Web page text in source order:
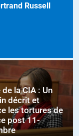
Russell
la CIA : Un
décrit et
les tortures de
post 11-